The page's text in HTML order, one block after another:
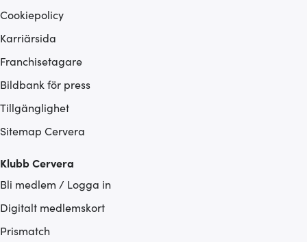
Cookiepolicy
Karriärsida
Franchisetagare
Bildbank för press
Tillgänglighet
Sitemap Cervera
Klubb Cervera
Bli medlem / Logga in
Digitalt medlemskort
Prismatch